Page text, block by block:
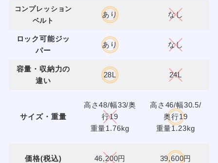
コンプレッション
ベルト
あり なし
ロック可能ジッ
パー
あり なし
容量・収納力の
違い
28L 24L
サイズ・重量
高さ48/幅33/奥
行19
重量1.76kg
高さ46/幅30.5/
奥行19
重量1.23kg
価格(税込) 46,200円 39,600円